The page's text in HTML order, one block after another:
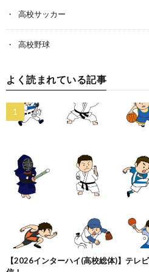
高校サッカー
高校野球
よく読まれている記事
【2026インターハイ(高校総体)】テレ